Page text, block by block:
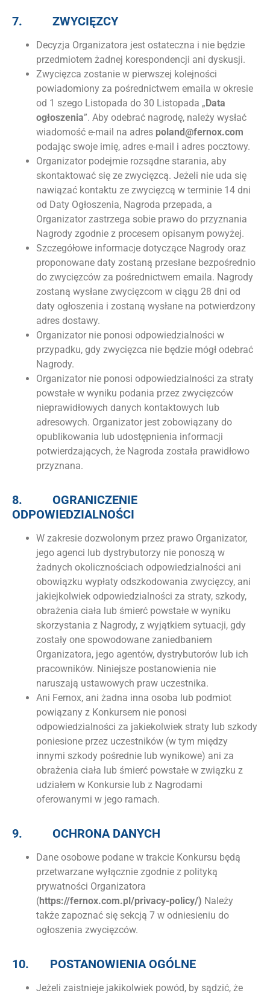
7. ZWYCIĘZCY
Decyzja Organizatora jest ostateczna i nie będzie
przedmiotem żadnej korespondencji ani dyskusji.
Zwycięzca zostanie w pierwszej kolejności
powiadomiony za pośrednictwem emaila w okresie
od 1 szego Listopada do 30 Listopada „ Data
ogłoszenia”. Aby odebrać nagrodę, należy wysłać
wiadomość e-mail na adres poland@fernox.com
podając swoje imię, adres e-mail i adres pocztowy.
Organizator podejmie rozsądne starania, aby
skontaktować się ze zwycięzcą. Jeżeli nie uda się
nawiązać kontaktu ze zwycięzcą w terminie 14 dni
od Daty Ogłoszenia, Nagroda przepada, a
Organizator zastrzega sobie prawo do przyznania
Nagrody zgodnie z procesem opisanym powyżej.
Szczegółowe informacje dotyczące Nagrody oraz
proponowane daty zostaną przesłane bezpośrednio
do zwycięzców za pośrednictwem emaila. Nagrody
zostaną wysłane zwycięzcom w ciągu 28 dni od
daty ogłoszenia i zostaną wysłane na potwierdzony
adres dostawy.
Organizator nie ponosi odpowiedzialności w
przypadku, gdy zwycięzca nie będzie mógł odebrać
Nagrody.
Organizator nie ponosi odpowiedzialności za straty
powstałe w wyniku podania przez zwycięzców
nieprawidłowych danych kontaktowych lub
adresowych. Organizator jest zobowiązany do
opublikowania lub udostępnienia informacji
potwierdzających, że Nagroda została prawidłowo
przyznana.
8. OGRANICZENIE
ODPOWIEDZIALNOŚCI
W zakresie dozwolonym przez prawo Organizator,
jego agenci lub dystrybutorzy nie ponoszą w
żadnych okolicznościach odpowiedzialności ani
obowiązku wypłaty odszkodowania zwycięzcy, ani
jakiejkolwiek odpowiedzialności za straty, szkody,
obrażenia ciała lub śmierć powstałe w wyniku
skorzystania z Nagrody, z wyjątkiem sytuacji, gdy
zostały one spowodowane zaniedbaniem
Organizatora, jego agentów, dystrybutorów lub ich
pracowników. Niniejsze postanowienia nie
naruszają ustawowych praw uczestnika.
Ani Fernox, ani żadna inna osoba lub podmiot
powiązany z Konkursem nie ponosi
odpowiedzialności za jakiekolwiek straty lub szkody
poniesione przez uczestników (w tym między
innymi szkody pośrednie lub wynikowe) ani za
obrażenia ciała lub śmierć powstałe w związku z
udziałem w Konkursie lub z Nagrodami
oferowanymi w jego ramach.
9. OCHRONA DANYCH
Dane osobowe podane w trakcie Konkursu będą
przetwarzane wyłącznie zgodnie z polityką
prywatności Organizatora
(https://fernox.com.pl/privacy-policy/) Należy
także zapoznać się sekcją 7 w odniesieniu do
ogłoszenia zwycięzców.
10. POSTANOWIENIA OGÓLNE
Jeżeli zaistnieje jakikolwiek powód, by sądzić, że